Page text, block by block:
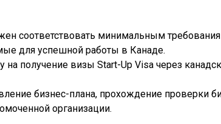
соответствовать минимальным
для успешной работы в Канаде.
на получение визы Start-Up Visa через
бизнес-плана, прохождение проверки
организации.